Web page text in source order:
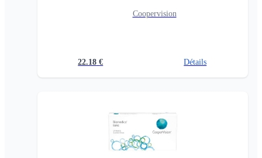
Coopervision
22.18 € Détails